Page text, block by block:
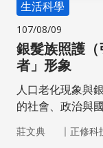
生活科學
107/08/09
銀髮族照護
者」形象
人口老化現象與
的社會、政治與
莊文典 ｜ 正修科